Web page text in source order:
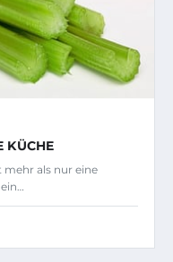
KÜCHE
mehr als nur eine